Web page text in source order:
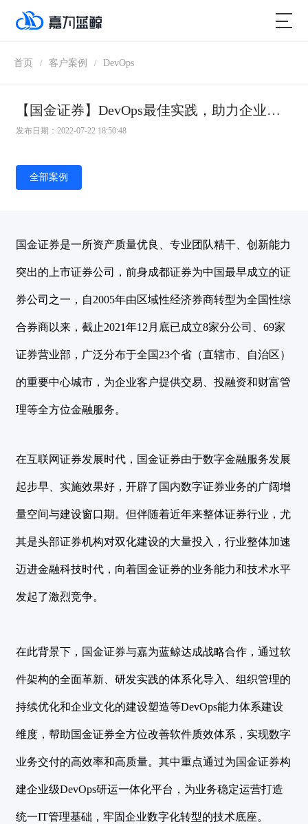
首页 / 客户案例 / DevOps
【国金证券】DevOps最佳实践，助力企业数字业务高效交付
发布日期：2022-07-22 18:50:48
全部案例
国金证券是一所资产质量优良、专业团队精干、创新能力
突出的上市证券公司，前身成都证券为中国最早成立的证
券公司之一，自2005年由区域性经济券商转型为全国性综
合券商以来，截止2021年12月底已成立8家分公司、69家
证券营业部，广泛分布于全国23个省（直辖市、自治区）
的重要中心城市，为企业客户提供交易、投融资和财富管
理等全方位金融服务。
在互联网证券发展时代，国金证券由于数字金融服务发展
起步早、实施效果好，开辟了国内数字证券业务的广阔增
量空间与建设窗口期。但伴随着近年来整体证券行业，尤
其是头部证券机构对双化建设的大量投入，行业整体加速
迈进金融科技时代，向着国金证券的业务能力和技术水平
发起了激烈竞争。
在此背景下，国金证券与嘉为蓝鲸达成战略合作，通过软
件架构的全面革新、研发实践的体系化导入、组织管理的
持续优化和企业文化的建设塑造等DevOps能力体系建设
维度，帮助国金证券全方位改善软件质效体系，实现数字
业务交付的高效率和高质量。其中重点通过为国金证券构
建企业级DevOps研运一体化平台，为业务稳定运营打造
统一IT管理基础，牢固企业数字化转型的技术底座。